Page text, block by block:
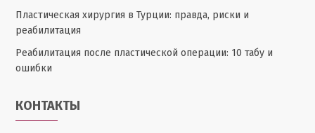
Пластическая хирургия в Турции: правда, риски и
реабилитация
Реабилитация после пластической операции: 10 табу и
ошибки
КОНТАКТЫ